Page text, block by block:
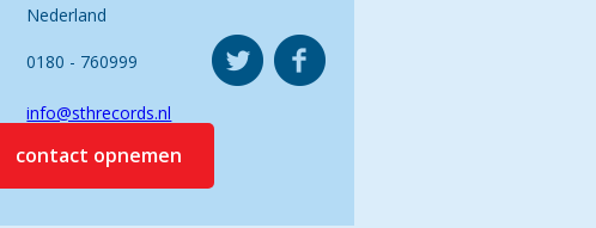
Nederland
0180 - 760999
info@sthrecords.nl
contact opnemen